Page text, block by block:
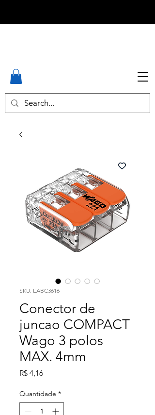
SKU: EABC3616
Conector de
juncao COMPACT
Wago 3 polos
MAX. 4mm
R$ 4,16Preço
Quantidade *